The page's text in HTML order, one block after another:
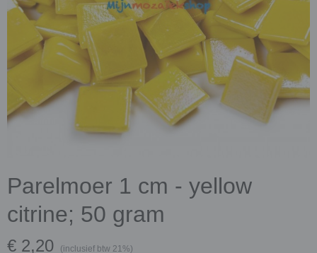
Parelmoer 1 cm - yellow
citrine; 50 gram
€ 2,20 (inclusief btw 21%)